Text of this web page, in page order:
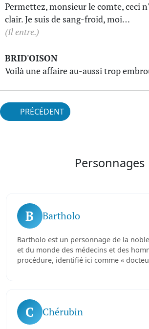
Permettez, monsieur le comte, ceci
clair. Je suis de sang-froid, moi…
(Il entre.)
BRID'OISON
Voilà une affaire au-aussi trop
PRÉCÉDENT
Personnages
B Bartholo
Bartholo est un personnage de la
et du monde des médecins et des
procédure, identifié ici comme «
C Chérubin